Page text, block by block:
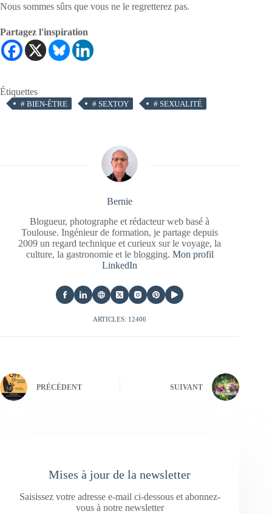
Nous sommes sûrs que vous ne le regretterez pas.
Partagez l'inspiration
Étiquettes
# BIEN-ÊTRE # SEXTOY # SEXUALITÉ
Bernie
Blogueur, photographe et rédacteur web basé à
Toulouse. Ingénieur de formation, je partage depuis
2009 un regard technique et curieux sur le voyage, la
culture, la gastronomie et le blogging. Mon profil
LinkedIn
ARTICLES: 12406
PRÉCÉDENT SUIVANT
Mises à jour de la newsletter
Saisissez votre adresse e-mail ci-dessous et abonnez-
vous à notre newsletter